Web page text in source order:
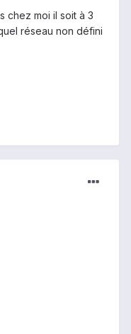
chez moi il soit à 3
réseau non défini